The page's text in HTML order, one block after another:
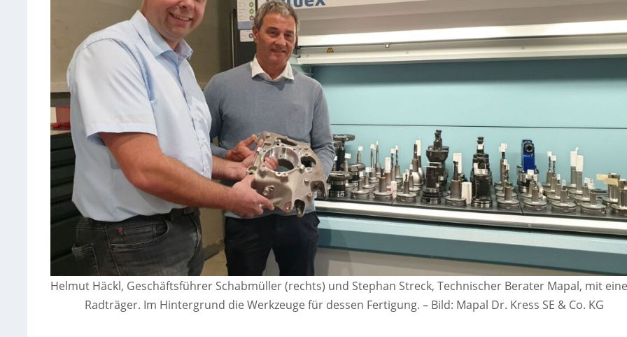
Helmut Häckl, Geschäftsführer Schabmüller (rechts) und Stephan Streck, Technischer Berater Mapal, mit
Radträger. Im Hintergrund die Werkzeuge für dessen Fertigung. – Bild: Mapal Dr. Kress SE & Co. KG